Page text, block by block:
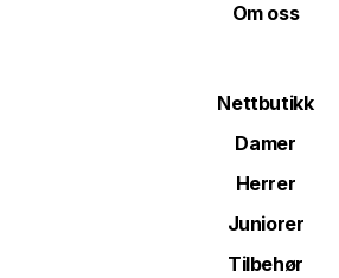
Om oss
Nettbutikk
Damer
Herrer
Juniorer
Tilbehør